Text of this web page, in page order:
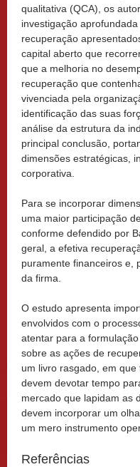
qualitativa (QCA), os
investigação
recuperação
capital aberto que
que a melhoria no
recuperação que
vivenciada pela
identificação das suas
análise da estrutura da
principal conclusão,
dimensões estratégicas,
corporativa.
Para se incorporar
uma maior participação
conforme defendido por
geral, a efetiva
puramente financeiros e,
da firma.
O estudo apresenta
envolvidos com o
atentar para a
sobre as ações de
um livro rasgado, em
devem devotar tempo
mercado que lapidam as
devem incorporar um
um mero instrumento
Referências